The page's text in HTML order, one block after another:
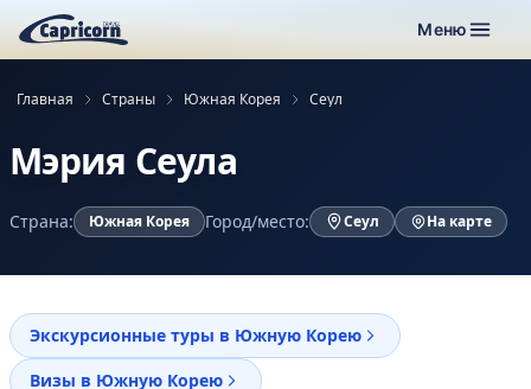
Меню
Главная Страны Южная Корея Сеул
Мэрия Сеула
Страна: Южная Корея Город/место: Сеул На карте
Экскурсионные туры в Южную Корею
Визы в Южную Корею